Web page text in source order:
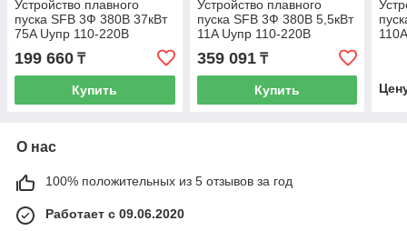
Устройство плавного
пуска SFB 3Ф 380В 37кВт
75A Uупр 110-220В
Modbus ONI ИЭК
199 660 ₸
Купить
Устройство плавного
пуска SFB 3Ф 380В 5,5кВт
11A Uупр 110-220В
Modbus ONI
359 091₸
Купить
О нас
100% положительных из 5 отзывов за год
Работает с 09.06.2020